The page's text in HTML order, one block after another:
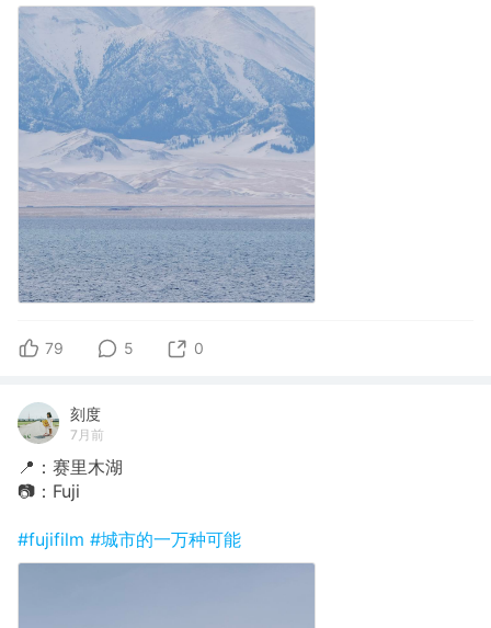
79 5 0
刻度
7月前
📍：赛里木湖
📷：Fuji
#fujifilm #城市的一万种可能